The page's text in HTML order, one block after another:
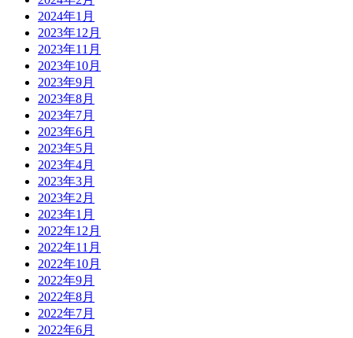
2024年1月
2023年12月
2023年11月
2023年10月
2023年9月
2023年8月
2023年7月
2023年6月
2023年5月
2023年4月
2023年3月
2023年2月
2023年1月
2022年12月
2022年11月
2022年10月
2022年9月
2022年8月
2022年7月
2022年6月